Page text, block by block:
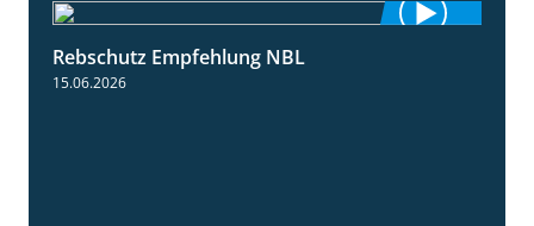
Rebschutz Empfehlung NBL
15.06.2026